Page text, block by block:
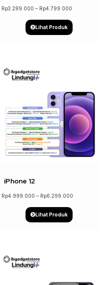
Rp3.299.000 – Rp4.799.000
Lihat Produk
↓ 21%
iPhone 12
Rp4.999.000 – Rp6.299.000
Lihat Produk